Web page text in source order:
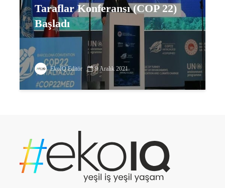
Taraflar Konferansı (COP 22)
Başladı
EkoIQ Editör 9 Aralık 2021